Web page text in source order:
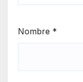
Nombre *